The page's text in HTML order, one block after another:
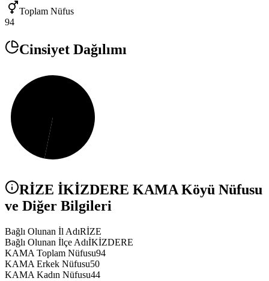
Toplam Nüfus
94
Cinsiyet Dağılımı
RİZE İKİZDERE KAMAKöyü Nüfusu
ve Diğer Bilgileri
Bağlı Olunan İl AdıRİZE
Bağlı Olunan İlçe AdıİKİZDERE
KAMA Toplam Nüfusu94
KAMA Erkek Nüfusu50
KAMA Kadın Nüfusu44